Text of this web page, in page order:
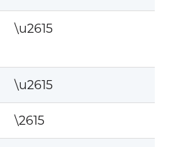
\u2615
\u2615
\2615